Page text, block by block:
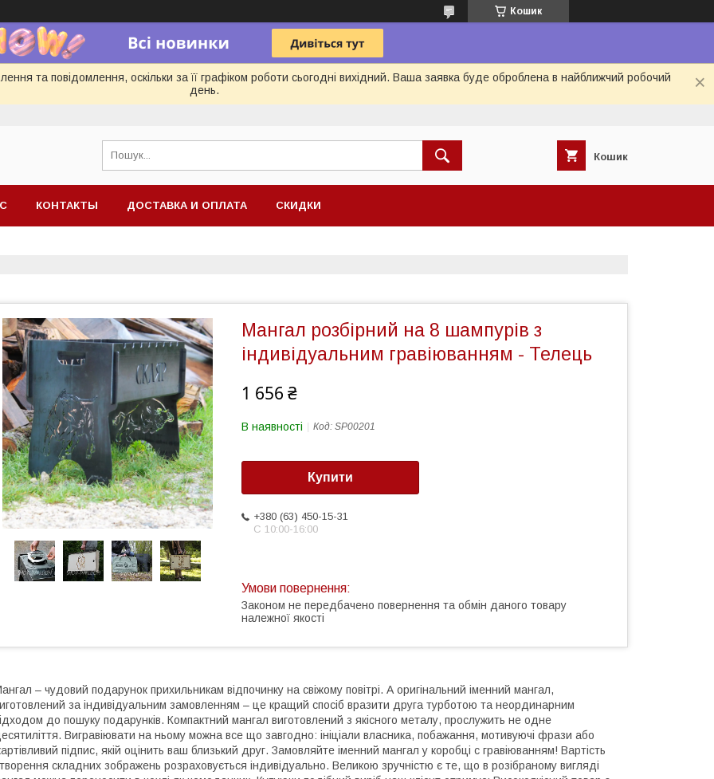
Кошик
та повідомлення, оскільки за її графіком роботи сьогодні вихідний. Ваша заявка буде оброблена в найближчий робочий
день.
Кошик
КОНТАКТЫ ДОСТАВКА И ОПЛАТА СКИДКИ
Мангал розбірний на 8 шампурів з
індивідуальним гравіюванням - Телець
1 656 ₴
В наявності Код: SP00201
Купити
+380 (63) 450-15-31
С 10:00-16:00
Законом не передбачено повернення та обмін даного товару
належної якості
– чудовий подарунок прихильникам відпочинку на свіжому повітрі. А оригінальний іменний мангал,
за індивідуальним замовленням – це кращий спосіб вразити друга турботою та неординарним
до пошуку подарунків. Компактний мангал виготовлений з якісного металу, прослужить не одне
Вигравіювати на ньому можна все що завгодно: ініціали власника, побажання, мотивуючі фрази або
підпис, якій оцінить ваш близький друг. Замовляйте іменний мангал у коробці с гравіюванням! Вартість
складних зображень розраховується індивідуально. Великою зручністю є те, що в розібраному вигляді